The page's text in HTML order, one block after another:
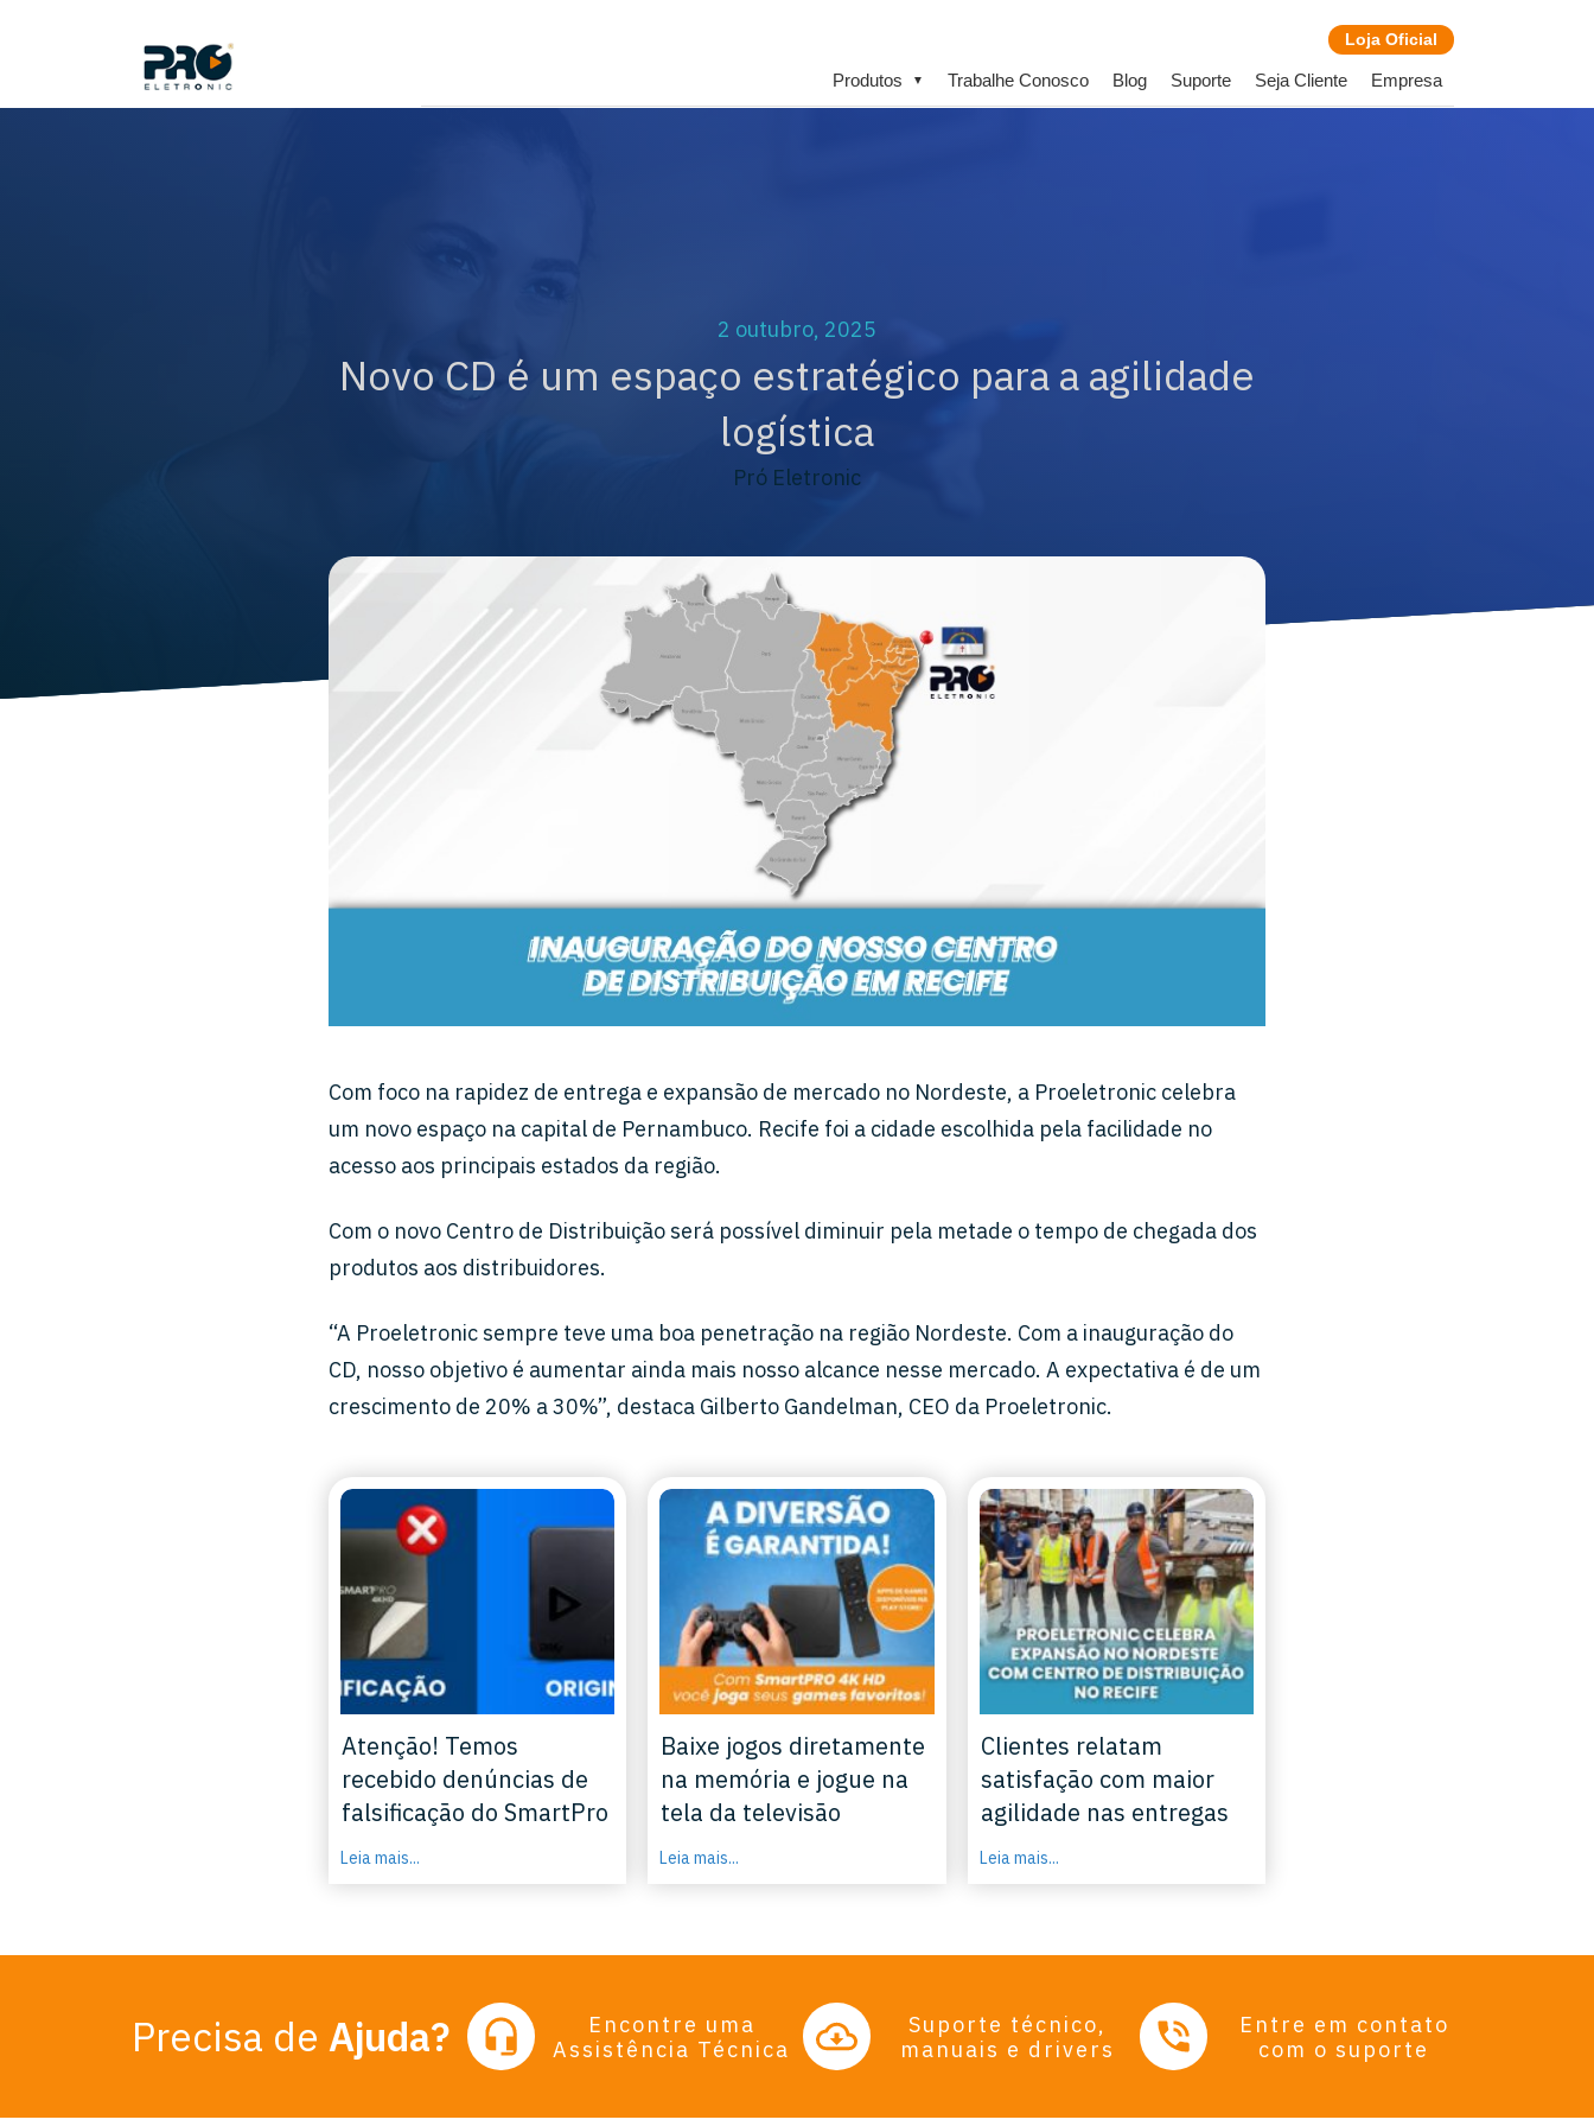
Loja Oficial
Produtos ▼ Trabalhe Conosco Blog Suporte Seja Cliente Empresa
2 outubro, 2025
Novo CD é um espaço estratégico para a agilidade
logística
Pró Eletronic
Com foco na rapidez de entrega e expansão de mercado no Nordeste, a Proeletronic celebra
um novo espaço na capital de Pernambuco. Recife foi a cidade escolhida pela facilidade no
acesso aos principais estados da região.
Com o novo Centro de Distribuição será possível diminuir pela metade o tempo de chegada dos
produtos aos distribuidores.
“A Proeletronic sempre teve uma boa penetração na região Nordeste. Com a inauguração do
CD, nosso objetivo é aumentar ainda mais nosso alcance nesse mercado. A expectativa é de um
crescimento de 20% a 30%”, destaca Gilberto Gandelman, CEO da Proeletronic.
Atenção! Temos
recebido denúncias de
falsificação do SmartPro
Leia mais...
Baixe jogos diretamente
na memória e jogue na
tela da televisão
Leia mais...
Clientes relatam
satisfação com maior
agilidade nas entregas
Leia mais...
Precisa de Ajuda?
Encontre uma
Assistência Técnica
Suporte técnico,
manuais e drivers
Entre em contato
com o suporte